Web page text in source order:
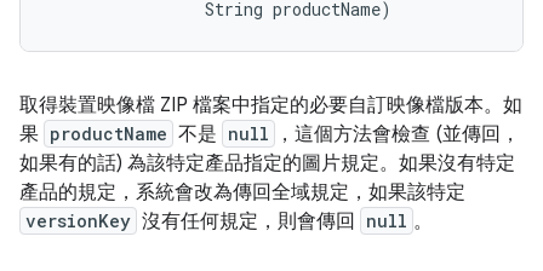
                String productName)
取得裝置映像檔 ZIP 檔案中指定的必要自訂映像檔版本。如
果 productName 不是 null
，這個方法會檢查 (並傳回，
如果有的話) 為該特定產品指定的圖片規定。如果沒有特定
產品的規定，系統會改為傳回全域規定，如果該特定
versionKey 沒有任何規定，則會傳回 null 。